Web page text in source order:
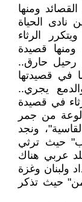
ومنها
الحياة
الرثاء
قصيدة
رحيل حارق..
في قصيدتها
يجري..
في قصيدة
لوعة من جمر
ونجد
حيث ترثي
عربي هناك
ولبنان وغزة
حيث تذكر